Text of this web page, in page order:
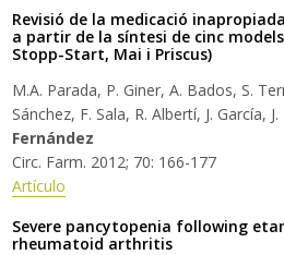
Revisió de la medicació
a partir de la síntesi de cinc
Stopp-Start, Mai i Priscus)
M.A. Parada, P. Giner, A. Bados, S.
Sánchez, F. Sala, R. Albertí, J. García, J.
Fernández
Circ. Farm. 2012; 70: 166-177
Artículo
Severe pancytopenia following
rheumatoid arthritis